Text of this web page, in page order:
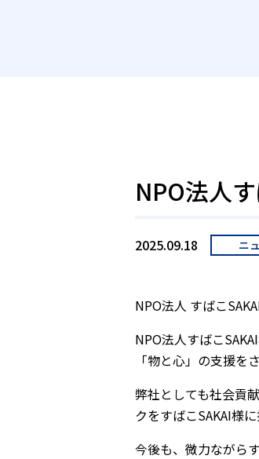
NPO法人
2025.09.18 ニ
NPO法人 すばこ
NPO法人すばこ
「物と心」の支援を
弊社としても社会貢
クをすばこSAKAI様
今後も、微力ながら